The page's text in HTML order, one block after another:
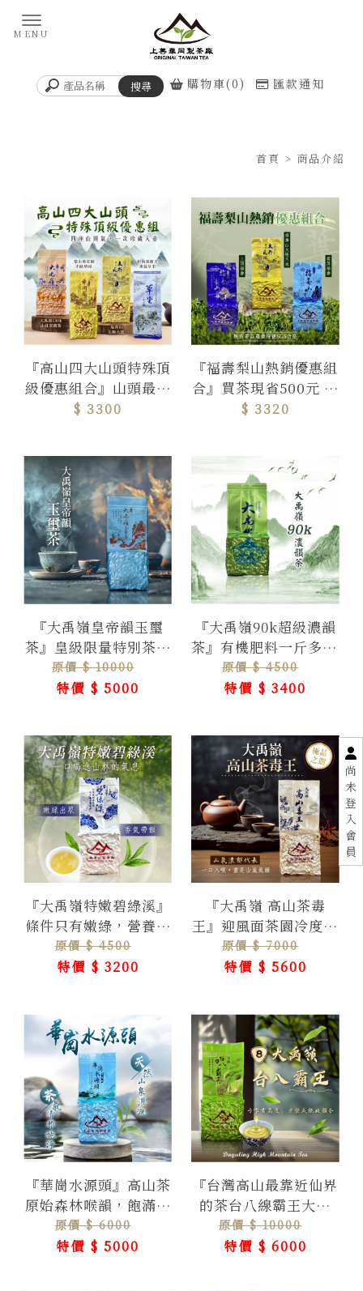
尚
未
登
入
會
員
購物車(0) 匯款通知
首頁 > 商品介紹
『高山四大山頭特殊頂
級優惠組合』山頭最具
代表性茶區，四種山頭
$ 3300
『福壽梨山熱銷優惠組
合』買茶現省500元 福
壽山世外仙境，海拔最
$ 3320
『大禹嶺皇帝韻玉璽
茶』皇級限量特別茶，
總量70斤560包( 每一
包皆有編碼 )
原價 $ 10000
特價 $ 5000
『大禹嶺90k超級濃韻
茶』有機肥料一斤多10
元重濃度頂韻茶
原價 $ 4500
特價 $ 3400
『大禹嶺特嫩碧綠溪』
條件只有嫩綠，營養價
值香氣濃郁
原價 $ 4500
特價 $ 3200
『大禹嶺 高山茶毒
王』迎風面茶園冷度極
高這茶簡直是放毒一口
一口讓你上癮
原價 $ 7000
特價 $ 5600
『華崗水源頭』高山茶
原始森林喉韻，飽滿葒
氣綿延不絕
原價 $ 6000
特價 $ 5000
『台灣高山最靠近仙界
的茶台八線霸王大禹
嶺』無茶可擊的茶韻，
最頂世界高山茶
原價 $ 10000
特價 $ 6000